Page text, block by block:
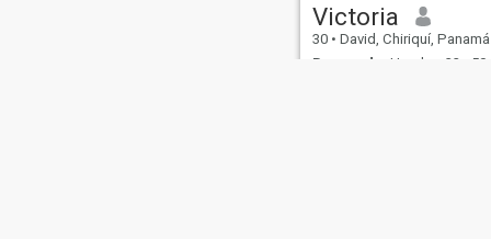
Victoria
30 • David, Chiriquí, Panamá
Buscando:
Hombre 32 - 50